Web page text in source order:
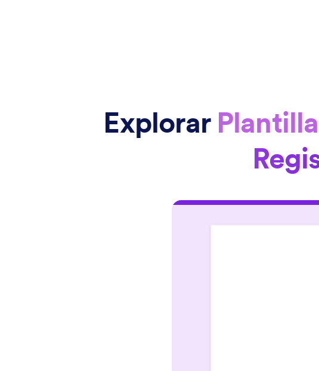
Explorar